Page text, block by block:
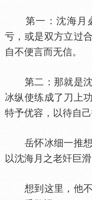
第一：沈海月
亏，或是双方立过
自不便言而无信。
第二：那就是沈
冰纵使练成了刀上
特予优容，以待自
岳怀冰细一推想
以沈海月之老
巨
想到这里，他不